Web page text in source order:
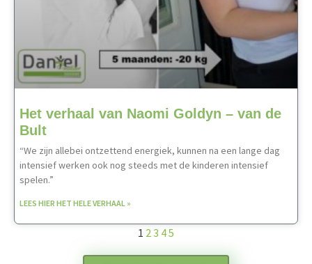
Het verhaal van Naomi Goldyn – van de
Bult
“We zijn allebei ontzettend energiek, kunnen na een lange dag
intensief werken ook nog steeds met de kinderen intensief
spelen.”
LEES HIER HET HELE VERHAAL »
1 2 3 45